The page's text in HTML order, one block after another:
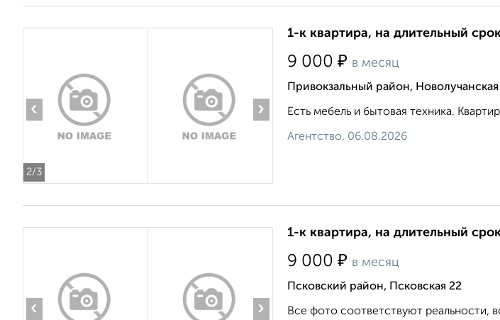
2/3
‹ ›
1-к квартира, на длительный
9 000 ₽ в месяц
Привокзальный район, Новолучанская
Есть мебель и бытовая техника.
Агентство, 06.08.2026
‹ ›
1-к квартира, на длительный
9 000 ₽ в месяц
Псковский район, Псковская 22
Все фото соответствуют реальности,